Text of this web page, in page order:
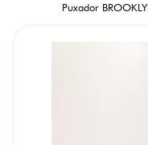
Puxador